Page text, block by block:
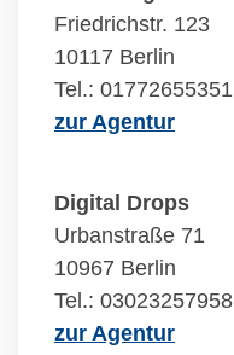
Friedrichstr. 123
10117 Berlin
Tel.: 01772655351
zur Agentur
Digital Drops
Urbanstraße 71
10967 Berlin
Tel.: 03023257958
zur Agentur